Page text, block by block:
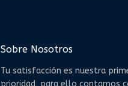
Sobre Nosotros
Tu satisfacción es nuestra
prioridad, para ello contamos